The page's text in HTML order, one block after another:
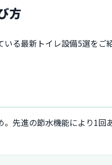
方
る最新トイレ設備5選をご
先進の節水機能により1回